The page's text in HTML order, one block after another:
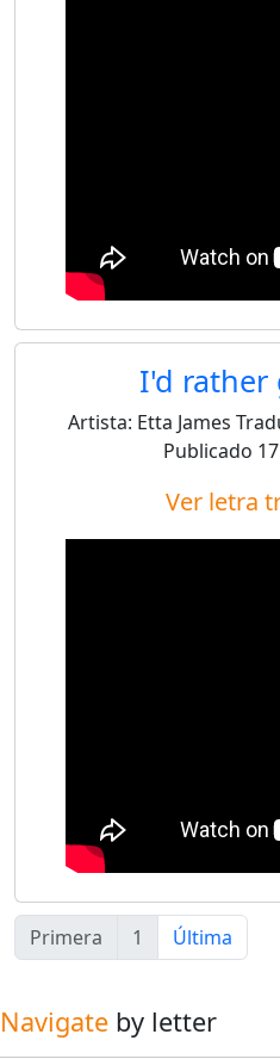
I'd rather
Artista: Etta James
Publicado
Ver letra
Primera 1 Última
Navigate by letter